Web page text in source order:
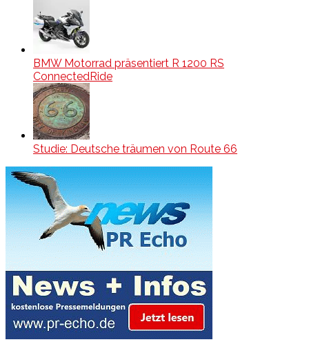
BMW Motorrad präsentiert R 1200 RS
ConnectedRide
Studie: Deutsche träumen von Route 66